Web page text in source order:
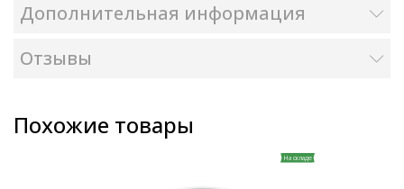
Дополнительная информация
Отзывы
Похожие товары
На складе